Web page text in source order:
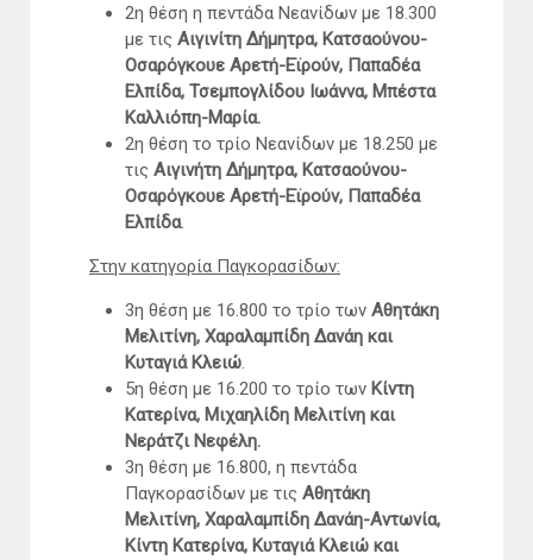
2η θέση η πεντάδα Νεανίδων με 18.300
με τις Αιγινίτη Δήμητρα, Κατσαούνου-
Οσαρόγκουε Αρετή-Εϊρούν, Παπαδέα
Ελπίδα, Τσεμπογλίδου Ιωάννα, Μπέστα
Καλλιόπη-Μαρία.
2η θέση το τρίο Νεανίδων με 18.250 με
τις Αιγινήτη Δήμητρα, Κατσαούνου-
Οσαρόγκουε Αρετή-Εϊρούν, Παπαδέα
Ελπίδα.
Στην κατηγορία Παγκορασίδων:
3η θέση με 16.800 το τρίο των Αθητάκη
Μελιτίνη, Χαραλαμπίδη Δανάη και
Κυταγιά Κλειώ.
5η θέση με 16.200 το τρίο των Κίντη
Κατερίνα, Μιχαηλίδη Μελιτίνη και
Νεράτζι Νεφέλη.
3η θέση με 16.800, η πεντάδα
Παγκορασίδων με τις Αθητάκη
Μελιτίνη, Χαραλαμπίδη Δανάη-Αντωνία,
Κίντη Κατερίνα, Κυταγιά Κλειώ και